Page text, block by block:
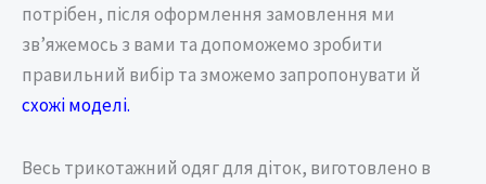
потрібен, після оформлення замовлення ми
зв’яжемось з вами та допоможемо зробити
правильний вибір та зможемо запропонувати й
схожі моделі.
Весь трикотажний одяг для діток, виготовлено в